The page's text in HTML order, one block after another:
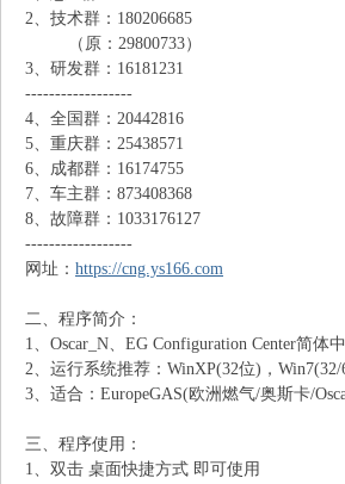
2、技术群：180206685
（原：29800733）
3、研发群：16181231
------------------
4、全国群：20442816
5、重庆群：25438571
6、成都群：16174755
7、车主群：873408368
8、故障群：1033176127
------------------
网址： https://cng.ys166.com
二、程序简介：
1、Oscar_N、EG Configuration Center简
2、运行系统推荐：WinXP(32位)，Win7(32/
3、适合：EuropeGAS(欧洲燃气/奥斯卡/
三、程序使用：
1、双击 桌面快捷方式 即可使用